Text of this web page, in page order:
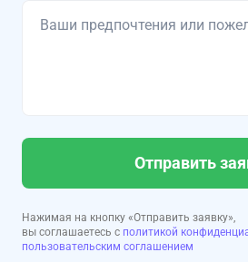
Отправить
Нажимая на кнопку «Отправить заявку»,
вы соглашаетесь с политикой
пользовательским соглашением